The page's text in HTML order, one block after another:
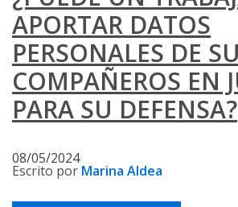
APORTAR DATOS
PERSONALES DE
COMPAÑEROS EN
PARA SU DEFENSA?
08/05/2024
Escrito por Marina Aldea